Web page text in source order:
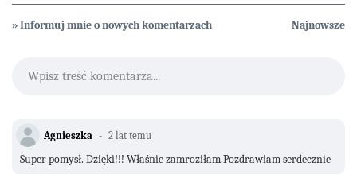
» Informuj mnie o nowych komentarzach Najnowsze
Wpisz treść komentarza...
Agnieszka 2 lat temu
Super pomysł. Dzięki!!! Właśnie zamroziłam.Pozdrawiam serdecznie